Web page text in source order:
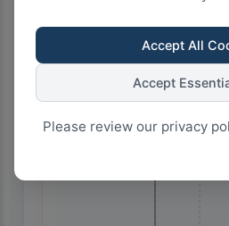
Accept All
Accept
Please review our privacy
🇪🇬 Egypt